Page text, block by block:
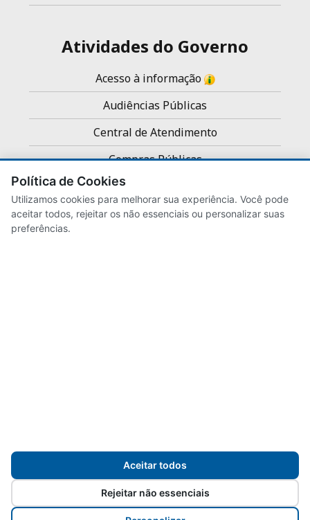
Atividades do Governo
Acesso à informação
Audiências Públicas
Central de Atendimento
Compras Públicas
Concursos e Processos Seletivos
Noticias
Desenvolvido paraPrefeitura de Sorocaba
servidores da
Política de Cookies
Utilizamos cookies para melhorar sua experiência. Você pode
aceitar todos, rejeitar os não essenciais ou personalizar suas
preferências.
Aceitar todos
Rejeitar não essenciais